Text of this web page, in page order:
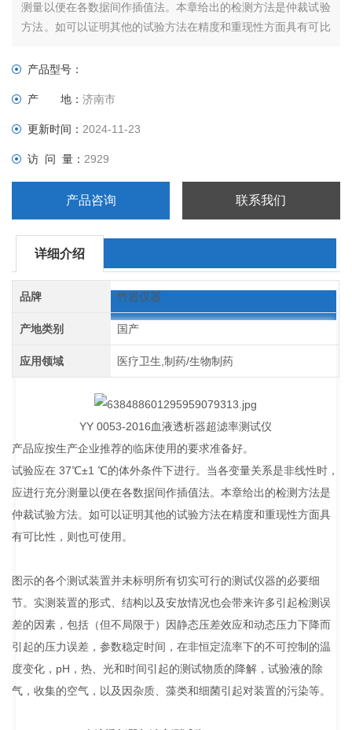
测量以便在各数据间作插值法。本章给出的检测方法是仲裁试验
方法。如可以证明其他的试验方法在精度和重现性方面具有可比
产品型号：
产 地：济南市
更新时间：2024-11-23
访 问 量：2929
产品咨询 联系我们
详细介绍
品牌 竹岩仪器
产地类别 国产
应用领域 医疗卫生,制药/生物制药
YY 0053-2016血液透析器超滤率测试仪
产品应按生产企业推荐的临床使用的要求准备好。
试验应在 37℃±1 ℃的体外条件下进行。当各变量关系是非线性时，
应进行充分测量以便在各数据间作插值法。本章给出的检测方法是
仲裁试验方法。如可以证明其他的试验方法在精度和重现性方面具
有可比性，则也可使用。
图示的各个测试装置并未标明所有切实可行的测试仪器的必要细
节。实测装置的形式、结构以及安放情况也会带来许多引起检测误
差的因素，包括（但不局限于）因静态压差效应和动态压力下降而
引起的压力误差，参数稳定时间，在非恒定流率下的不可控制的温
度变化，pH，热、光和时间引起的测试物质的降解，试验液的除
气，收集的空气，以及因杂质、藻类和细菌引起对装置的污染等。